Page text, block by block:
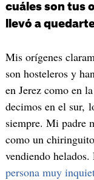
cuáles son tus
llevó a
Mis orígenes
son hosteleros y
en Jerez como en
decimos en el sur,
siempre. Mi padre
como un
vendiendo helados.
persona muy